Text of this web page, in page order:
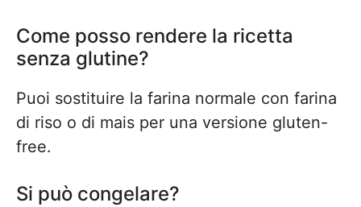
Come posso rendere la ricetta
senza glutine?
Puoi sostituire la farina normale con farina
di riso o di mais per una versione gluten-
free.
Si può congelare?